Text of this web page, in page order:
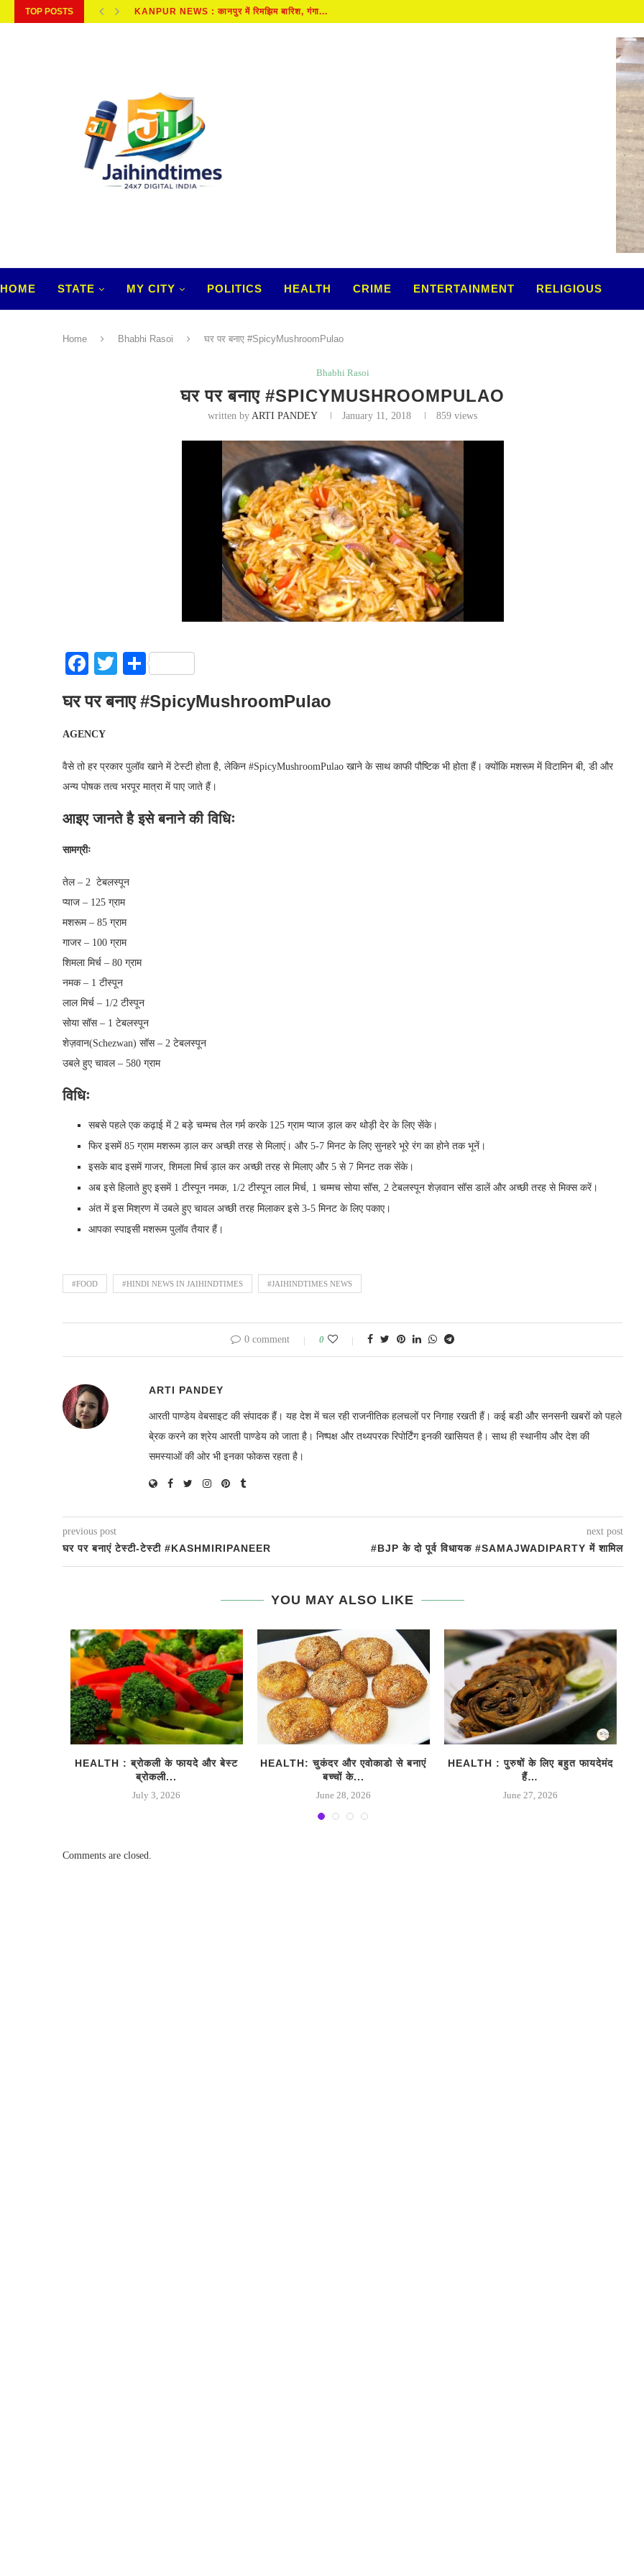
TOP POSTS JHARKHAND NEWS : प्रदर्शनकारी छात्र सरकार से बातचीत...
HOME STATE MY CITY POLITICS HEALTH CRIME ENTERTAINMENT RELIGIOUS
Home Bhabhi Rasoi घर पर बनाए #SpicyMushroomPulao
Bhabhi Rasoi
घर पर बनाए #SPICYMUSHROOMPULAO
written byARTI PANDEY January 11, 2018 859 views
Facebook
Twitter
Share
घर पर बनाए #SpicyMushroomPulao
AGENCY
वैसे तो हर प्रकार पुलॉव खाने में टेस्टी होता है, लेकिन #SpicyMushroomPulao खाने के साथ काफी पौष्टिक भी होता हैं। क्योंकि मशरूम में विटामिन बी, डी और
अन्य पोषक तत्व भरपूर मात्रा में पाए जाते हैं।
आइए जानते है इसे बनाने की विधिः
सामग्रीः
तेल – 2 टेबलस्पून
प्याज – 125 ग्राम
मशरूम – 85 ग्राम
गाजर – 100 ग्राम
शिमला मिर्च – 80 ग्राम
नमक – 1 टीस्पून
लाल मिर्च – 1/2 टीस्पून
सोया सॉस – 1 टेबलस्पून
शेज़वान(Schezwan) सॉस – 2 टेबलस्पून
उबले हुए चावल – 580 ग्राम
विधिः
सबसे पहले एक कढ़ाई में 2 बड़े चम्मच तेल गर्म करके 125 ग्राम प्याज ड़ाल कर थोड़ी देर के लिए सेंके।
फिर इसमें 85 ग्राम मशरूम ड़ाल कर अच्छी तरह से मिलाएं। और 5-7 मिनट के लिए सुनहरे भूरे रंग का होने तक भूनें।
इसके बाद इसमें गाजर, शिमला मिर्च ड़ाल कर अच्छी तरह से मिलाए और 5 से 7 मिनट तक सेंके।
अब इसे हिलाते हुए इसमें 1 टीस्पून नमक, 1/2 टीस्पून लाल मिर्च, 1 चम्मच सोया सॉस, 2 टेबलस्पून शेज़वान सॉस डालें और अच्छी तरह से मिक्स करें।
अंत में इस मिश्रण में उबले हुए चावल अच्छी तरह मिलाकर इसे 3-5 मिनट के लिए पकाए।
आपका स्पाइसी मशरूम पुलॉव तैयार हैं।
#FOOD #HINDI NEWS IN JAIHINDTIMES #JAIHINDTIMES NEWS
0 comment 0
ARTI PANDEY
आरती पाण्डेय वेबसाइट की संपादक हैं। यह देश में चल रही राजनीतिक हलचलों पर निगाह रखती हैं। कई बडी और सनसनी खबरों को पहले
बे्रक करने का श्रेय आरती पाण्डेय को जाता है। निष्पक्ष और तथ्यपरक रिपोर्टिंग इनकी खासियत है। साथ ही स्थानीय और देश की
समस्याओं की ओर भी इनका फोकस रहता है।
previous post
घर पर बनाएं टेस्टी-टेस्टी #KASHMIRIPANEER
next post
#BJP के दो पूर्व विधायक #SAMAJWADIPARTY में शामिल
YOU MAY ALSO LIKE
HEALTH : ब्रोकली के फायदे और बेस्ट
ब्रोकली...
July 3, 2026
HEALTH: चुकंदर और एवोकाडो से बनाएं
बच्चों के...
June 28, 2026
HEALTH : पुरुषों के लिए बहुत फायदेमंद
हैं…
June 27, 2026
Comments are closed.